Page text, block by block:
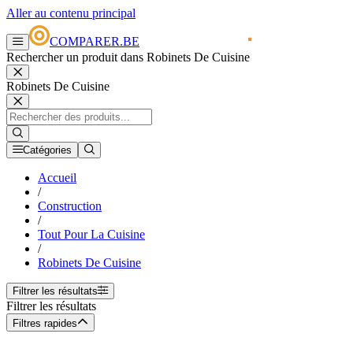
Aller au contenu principal
COMPARER.BE
Rechercher un produit dans Robinets De Cuisine
Robinets De Cuisine
Catégories
Accueil
/
Construction
/
Tout Pour La Cuisine
/
Robinets De Cuisine
Filtrer les résultats
Filtrer les résultats
Filtres rapides